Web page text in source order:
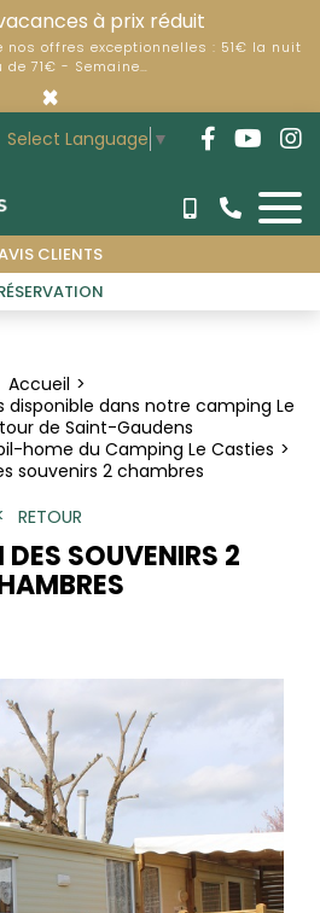
à prix réduit
nos offres exceptionnelles : 51€ la nuit
de 71€ - Semaine…
×
Select Language ▼
CLIENTS
Accueil
disponible dans notre camping Le
de Saint-Gaudens
home du Camping Le Casties
souvenirs 2 chambres
RETOUR
SOUVENIRS 2